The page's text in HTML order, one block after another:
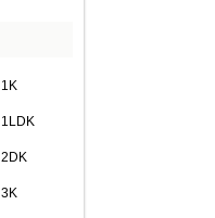
1K
1LDK
2DK
3K